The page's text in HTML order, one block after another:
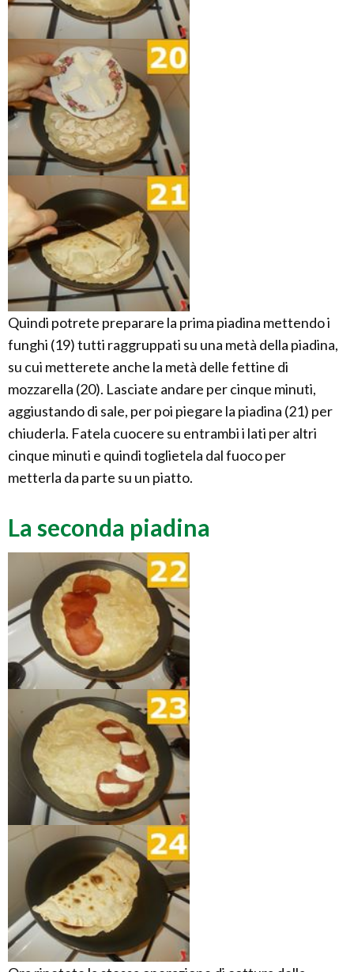
Quindi potrete preparare la prima piadina mettendo i
funghi (19) tutti raggruppati su una metà della piadina,
su cui metterete anche la metà delle fettine di
mozzarella (20). Lasciate andare per cinque minuti,
aggiustando di sale, per poi piegare la piadina (21) per
chiuderla. Fatela cuocere su entrambi i lati per altri
cinque minuti e quindi toglietela dal fuoco per
metterla da parte su un piatto.
La seconda piadina